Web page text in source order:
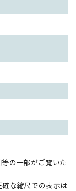
の一部がご覧いた
確な縮尺での表示は